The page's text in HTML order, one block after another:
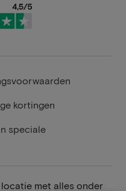
kortingen
speciale
met alles onder